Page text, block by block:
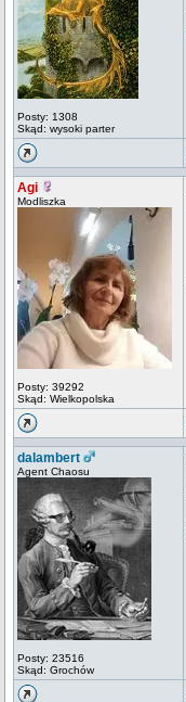
Posty: 1308
Skąd: wysoki parter
Agi
Modliszka
Posty: 39292
Skąd: Wielkopolska
dalambert
Agent Chaosu
Posty: 23516
Skąd: Grochów